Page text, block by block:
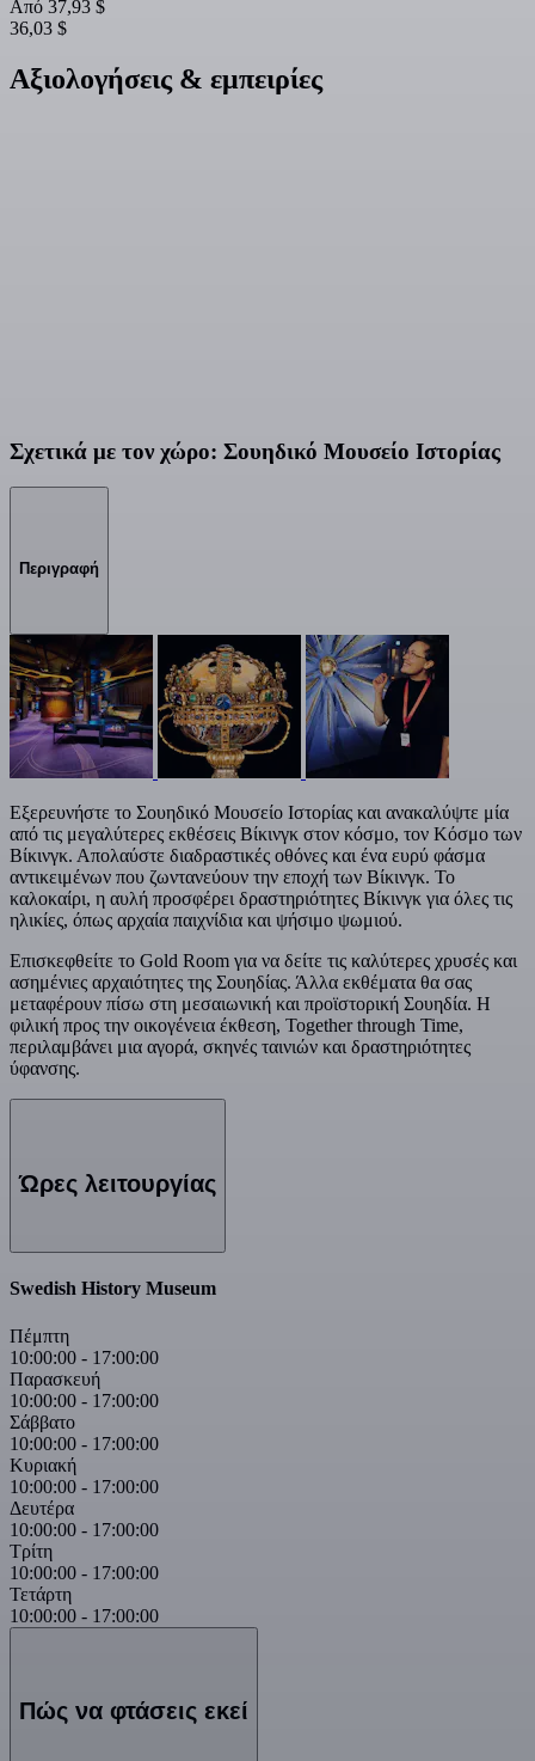
Από 37,93 $
36,03 $
Αξιολογήσεις & εμπειρίες
Σχετικά με τον χώρο: Σουηδικό Μουσείο Ιστορίας
Περιγραφή
Εξερευνήστε το Σουηδικό Μουσείο Ιστορίας και ανακαλύψτε μία
από τις μεγαλύτερες εκθέσεις Βίκινγκ στον κόσμο, τον Κόσμο των
Βίκινγκ. Απολαύστε διαδραστικές οθόνες και ένα ευρύ φάσμα
αντικειμένων που ζωντανεύουν την εποχή των Βίκινγκ. Το
καλοκαίρι, η αυλή προσφέρει δραστηριότητες Βίκινγκ για όλες τις
ηλικίες, όπως αρχαία παιχνίδια και ψήσιμο ψωμιού.
Επισκεφθείτε το Gold Room για να δείτε τις καλύτερες χρυσές και
ασημένιες αρχαιότητες της Σουηδίας. Άλλα εκθέματα θα σας
μεταφέρουν πίσω στη μεσαιωνική και προϊστορική Σουηδία. Η
φιλική προς την οικογένεια έκθεση, Together through Time,
περιλαμβάνει μια αγορά, σκηνές ταινιών και δραστηριότητες
ύφανσης.
Ώρες λειτουργίας
Swedish History Museum
Πέμπτη
10:00:00 - 17:00:00
Παρασκευή
10:00:00 - 17:00:00
Σάββατο
10:00:00 - 17:00:00
Κυριακή
10:00:00 - 17:00:00
Δευτέρα
10:00:00 - 17:00:00
Τρίτη
10:00:00 - 17:00:00
Τετάρτη
10:00:00 - 17:00:00
Πώς να φτάσεις εκεί